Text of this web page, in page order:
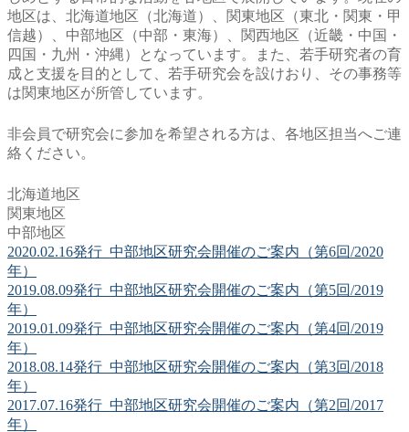
地区は、北海道地区（北海道）、関東地区（東北・関東・甲
信越）、中部地区（中部・東海）、関西地区（近畿・中国・
四国・九州・沖縄）となっています。また、若手研究者の育
成と支援を目的として、若手研究会を設けおり、その事務等
は関東地区が所管しています。
非会員で研究会に参加を希望される方は、各地区担当へご連
絡ください。
北海道地区
関東地区
中部地区
2020.02.16発行_中部地区研究会開催のご案内（第6回/2020
年）
2019.08.09発行_中部地区研究会開催のご案内（第5回/2019
年）
2019.01.09発行_中部地区研究会開催のご案内（第4回/2019
年）
2018.08.14発行_中部地区研究会開催のご案内（第3回/2018
年）
2017.07.16発行_中部地区研究会開催のご案内（第2回/2017
年）